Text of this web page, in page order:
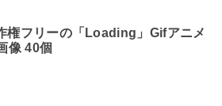
権フリーの「Loading」Gifアニメ
像 40個